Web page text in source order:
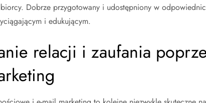
Dobrze przygotowany i udostępniony w
i edukującym.
relacji i zaufania